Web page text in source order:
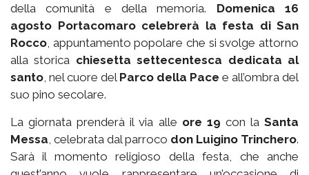
della comunità e della memoria. Domenica 16
agosto Portacomaro celebrerà la festa di San
Rocco , appuntamento popolare che si svolge attorno
alla storica chiesetta settecentesca dedicata al
santo , nel cuore del Parco della Pace e all’ombra del
suo pino secolare.
La giornata prenderà il via alle ore 19 con laSanta
Messa , celebrata dal parroco don Luigino Trinchero.
Sarà il momento religioso della festa, che anche